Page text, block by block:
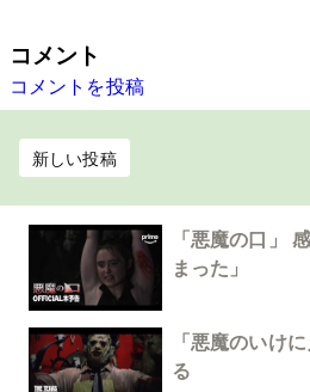
コメント
コメントを投稿
新しい投稿
「悪魔の口」
まった」
「悪魔のいけ
る